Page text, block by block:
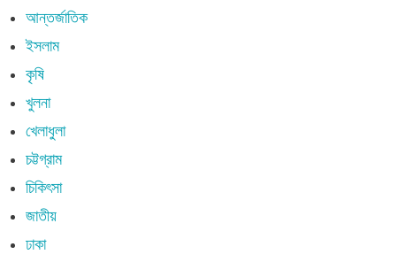
আন্তর্জাতিক
ইসলাম
কৃষি
খুলনা
খেলাধুলা
চট্টগ্রাম
চিকিৎসা
জাতীয়
ঢাকা